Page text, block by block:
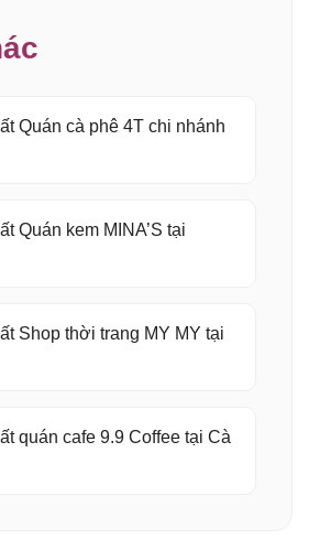
Quán cà phê 4T chi nhánh
Quán kem MINA’S tại
Shop thời trang MY MY tại
quán cafe 9.9 Coffee tại Cà